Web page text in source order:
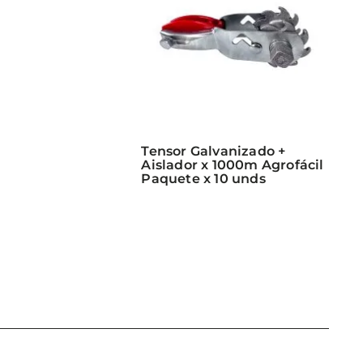
Tensor Galvanizado +
Aislador x 1000m Agrofácil
Paquete x 10 unds